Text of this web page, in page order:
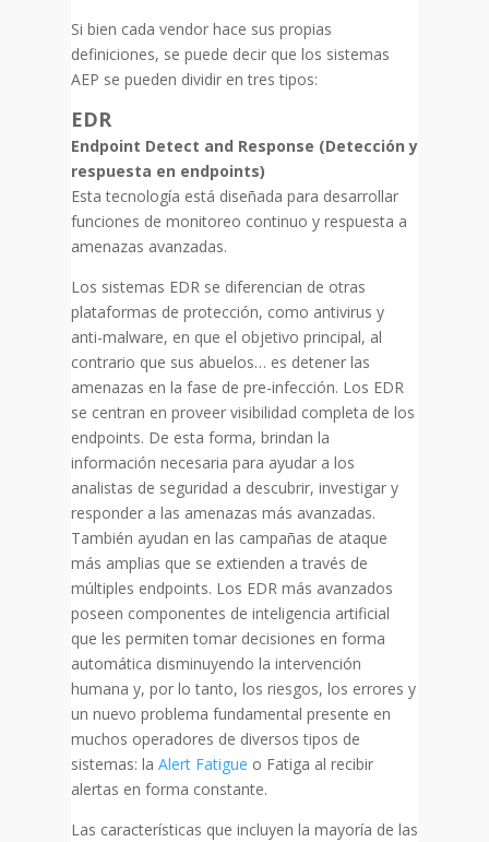
Si bien cada vendor hace sus propias
definiciones, se puede decir que los sistemas
AEP se pueden dividir en tres tipos:
EDR
Endpoint Detect and Response (Detección y
respuesta en endpoints)
Esta tecnología está diseñada para desarrollar
funciones de monitoreo continuo y respuesta a
amenazas avanzadas.
Los sistemas EDR se diferencian de otras
plataformas de protección, como antivirus y
anti-malware, en que el objetivo principal, al
contrario que sus abuelos… es detener las
amenazas en la fase de pre-infección. Los EDR
se centran en proveer visibilidad completa de los
endpoints. De esta forma, brindan la
información necesaria para ayudar a los
analistas de seguridad a descubrir, investigar y
responder a las amenazas más avanzadas.
También ayudan en las campañas de ataque
más amplias que se extienden a través de
múltiples endpoints. Los EDR más avanzados
poseen componentes de inteligencia artificial
que les permiten tomar decisiones en forma
automática disminuyendo la intervención
humana y, por lo tanto, los riesgos, los errores y
un nuevo problema fundamental presente en
muchos operadores de diversos tipos de
sistemas: la Alert Fatigue o Fatiga al recibir
alertas en forma constante.
Las características que incluyen la mayoría de las